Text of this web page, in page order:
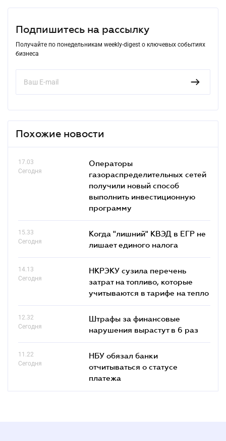
Подпишитесь на рассылку
Получайте по понедельникам weekly-digest о ключевых событиях
бизнеса
Похожие новости
17.03
Сегодня
Операторы
газораспределительных сетей
получили новый способ
выполнить инвестиционную
программу
15.33
Сегодня
Когда "лишний" КВЭД в ЕГР не
лишает единого налога
14.13
Сегодня
НКРЭКУ сузила перечень
затрат на топливо, которые
учитываются в тарифе на тепло
12.32
Сегодня
Штрафы за финансовые
нарушения вырастут в 6 раз
11.22
Сегодня
НБУ обязал банки
отчитываться о статусе
платежа